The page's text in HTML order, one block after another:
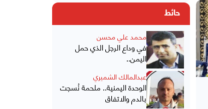
حائط
محمد علي محسن
في وداع الرجل الذي حمل
اليمن..
عبدالمالك الشميري
الوحدة اليمنية.. ملحمة نُسجت
بالدم والاتفاق